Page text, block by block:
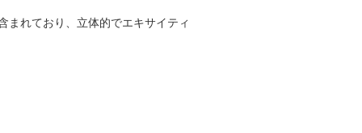
まれており、立体的でエキサイティ